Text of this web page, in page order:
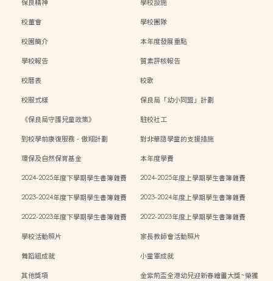
保良精神
學校設施
校董會
學校團隊
校園簡介
本年度發展重點
學校報告
質素評核報告
校曆表
校歌
校服式樣
保良局「幼小同盟」計劃
《保良局守護兒童政策》
駐校社工
到校學前康復服務 - 傲翔計劃
對非華語學童的支援措施
環保及自然保育基金
本年度學費
2024-2025年度下學期學生書簿雜費
2024-2025年度上學期學生書簿雜費
2023-2024年度下學期學生書簿雜費
2023-2024年度上學期學生書簿雜費
2022-2023年度下學期學生書簿雜費
2022-2023年度上學期學生書簿雜費
學校活動照片
家長教師會活動照片
舞蹈組成就
小童軍成就
其他獎項
金紫荊盃全港幼兒迎新春繪畫大獎~榮獲